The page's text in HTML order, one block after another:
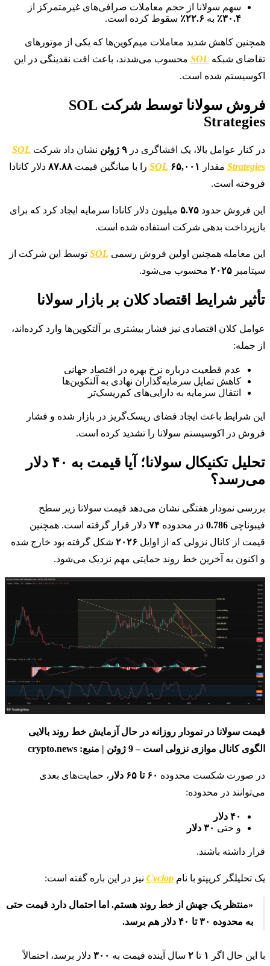
سهم سولانا از حجم معاملات صرافی‌های غیرمتمرکز از
۳۰.۴٪
به سقوط کرده است.
همچنین کاهش شدید معاملات میم‌کوین‌ها که یکی از موتورهای
تقاضای شبکه SOL محسوب می‌شدند، باعث افت نقدینگی در این
اکوسیستم شده است.
فروش سولانا توسط شرکت SOL
Strategies
در کنار عوامل بالا، یک افشاگری در ۹ ژوئن نشان داد شرکت SOL
Strategies مقدار ۶۵,۰۰۱ SOL را با میانگین قیمت ۸۷.۸۸ دلار کانادا
فروخته است.
این فروش حدود ۵.۷۵ میلیون دلار کانادا سرمایه ایجاد کرد که برای
بازپرداخت بدهی شرکت استفاده شده است.
این معامله همچنین اولین فروش رسمی SOL توسط این شرکت از
سپتامبر
محسوب می‌شود.
تأثیر شرایط اقتصاد کلان بر بازار سولانا
عوامل کلان اقتصادی نیز فشار بیشتری بر آلتکوین‌ها وارد کرده‌اند،
از جمله:
عدم قطعیت درباره نرخ بهره در اقتصاد جهانی
کاهش تمایل سرمایه‌گذاران نهادی به آلتکوین‌ها
انتقال سرمایه به دارایی‌های کم‌ریسک‌تر
این شرایط باعث ایجاد فضای ریسک‌گریز در بازار شده و فشار
فروش در اکوسیستم سولانا را تشدید کرده است.
تحلیل تکنیکال سولانا؛ آیا قیمت به ۴۰ دلار
می‌رسد؟
بررسی نمودار هفتگی نشان می‌دهد قیمت سولانا زیر سطح
فیبوناچی
در محدوده
دلار قرار گرفته است. همچنین
قیمت از کانال نزولی که از اوایل ۲۰۲۶ شکل گرفته بود خارج شده
و اکنون به آخرین خط روند حمایتی مهم نزدیک می‌شود.
قیمت سولانا در نمودار روزانه در حال آزمایش خط روند بالایی
الگوی کانال موازی نزولی است – 9 ژوئن | منبع: crypto.news
در صورت شکست محدوده ۶۰ تا ۶۵ دلار
، حمایت‌های بعدی
می‌توانند در محدوده:
۴۰ دلار
و حتی ۳۰ دلار
قرار داشته باشند.
یک تحلیلگر کریپتو با نام Cyclop نیز در این باره گفته است:
«منتظر یک جهش از خط روند هستم. اما احتمال دارد قیمت حتی
به محدوده ۳۰ تا ۴۰ دلار هم برسد.
با این حال اگر ۱ تا ۲ سال آینده قیمت به ۳۰۰ دلار برسد، احتمالاً